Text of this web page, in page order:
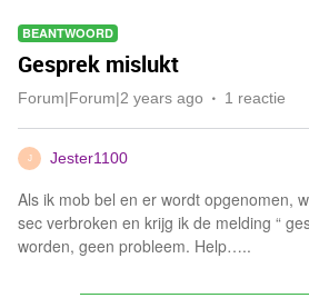
BEANTWOORD
Gesprek mislukt
Forum|Forum|2 years ago 1 reactie
J Jester1100
Als ik mob bel en er wordt opgenomen,
sec verbroken en krijg ik de melding “
worden, geen probleem. Help…..